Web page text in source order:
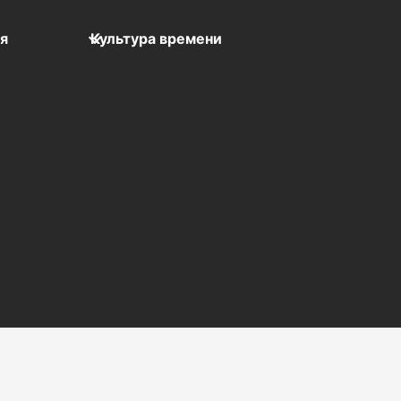
Культура времени